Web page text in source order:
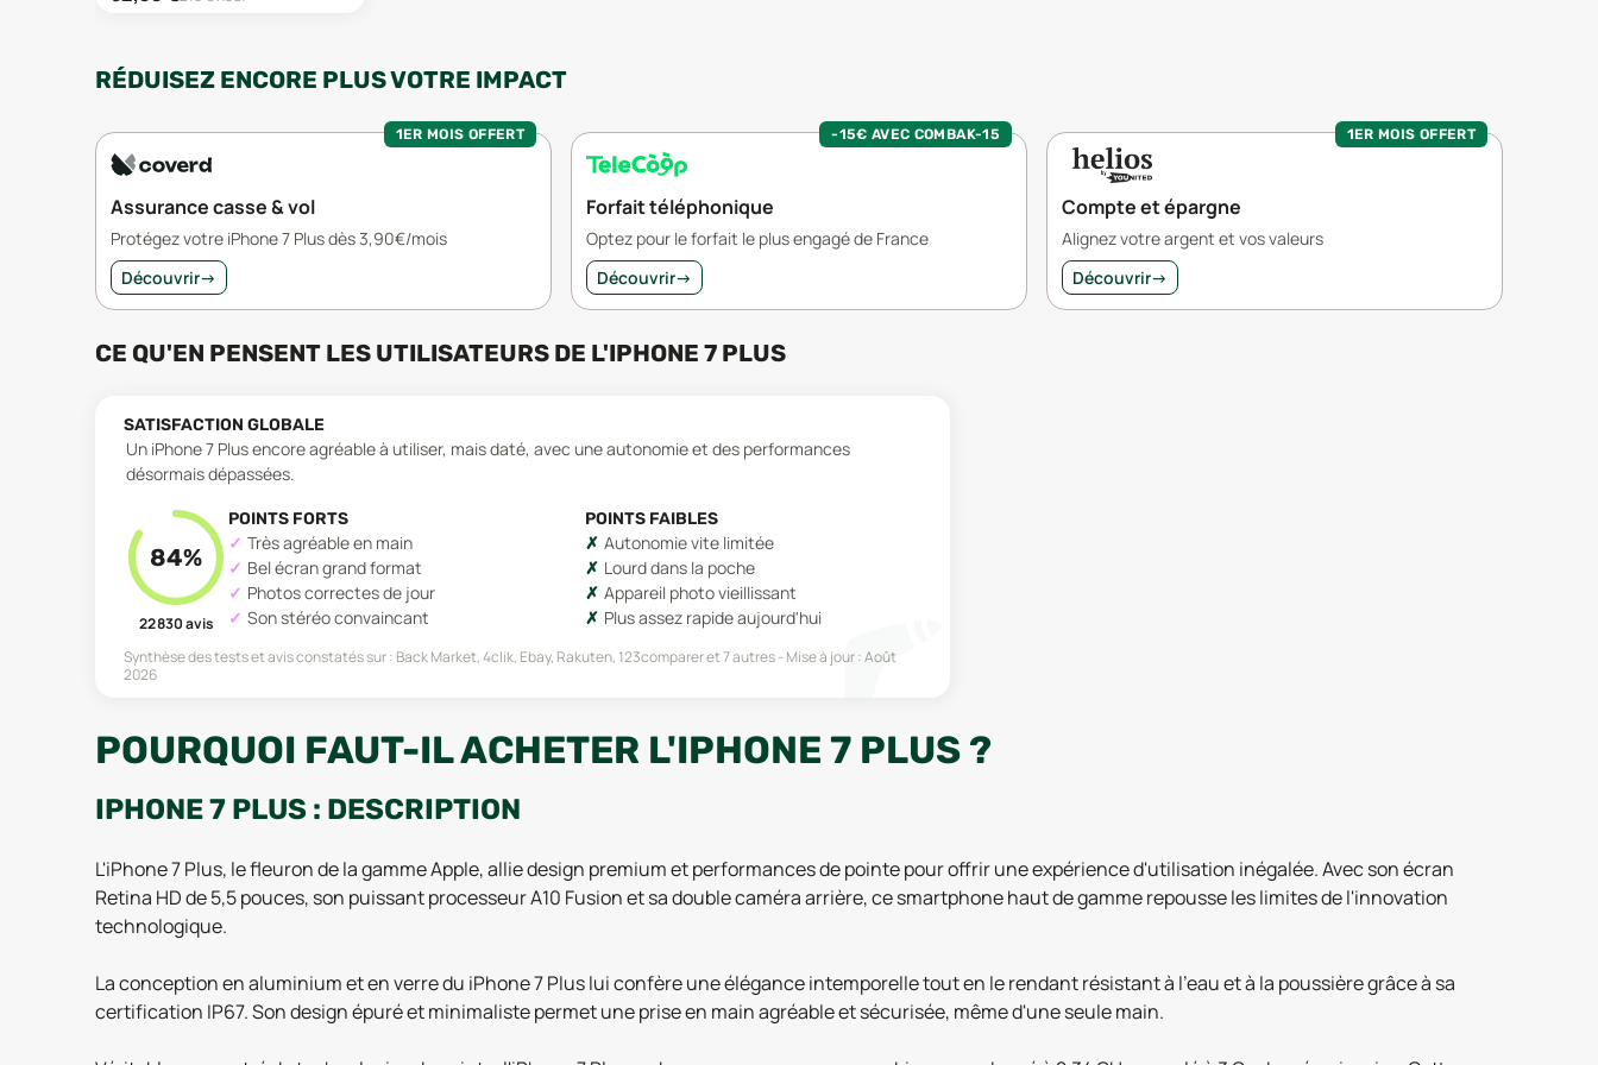
RÉDUISEZ ENCORE PLUS VOTRE IMPACT
1ER MOIS OFFERT
Assurance casse & vol
Protégez votre iPhone 7 Plus dès 3,90€/mois
Découvrir→
-15€ AVEC COMBAK-15
Forfait téléphonique
Optez pour le forfait le plus engagé de France
Découvrir→
1ER MOIS OFFERT
Compte et épargne
Alignez votre argent et vos valeurs
Découvrir→
CE QU'EN PENSENT LES UTILISATEURS DE L'IPHONE 7 PLUS
SATISFACTION GLOBALE
Un iPhone 7 Plus encore agréable à utiliser, mais daté, avec une autonomie et des performances
désormais dépassées.
84%
22 830avis
POINTS FORTS
Très agréable en main
Bel écran grand format
Photos correctes de jour
Son stéréo convaincant
POINTS FAIBLES
Autonomie vite limitée
Lourd dans la poche
Appareil photo vieillissant
Plus assez rapide aujourd'hui
Synthèse des tests et avis constatés sur : Back Market, 4clik, Ebay, Rakuten, 123compareret 7 autres Mise à jour :Août
2026
POURQUOI FAUT-IL ACHETER L'IPHONE 7 PLUS ?
IPHONE 7 PLUS : DESCRIPTION
L'iPhone 7 Plus, le fleuron de la gamme Apple, allie design premium et performances de pointe pour offrir une expérience d'utilisation inégalée. Avec son écran
Retina HD de 5,5 pouces, son puissant processeur A10 Fusion et sa double caméra arrière, ce smartphone haut de gamme repousse les limites de l'innovation
technologique.
La conception en aluminium et en verre du iPhone 7 Plus lui confère une élégance intemporelle tout en le rendant résistant à l'eau et à la poussière grâce à sa
certification IP67. Son design épuré et minimaliste permet une prise en main agréable et sécurisée, même d'une seule main.